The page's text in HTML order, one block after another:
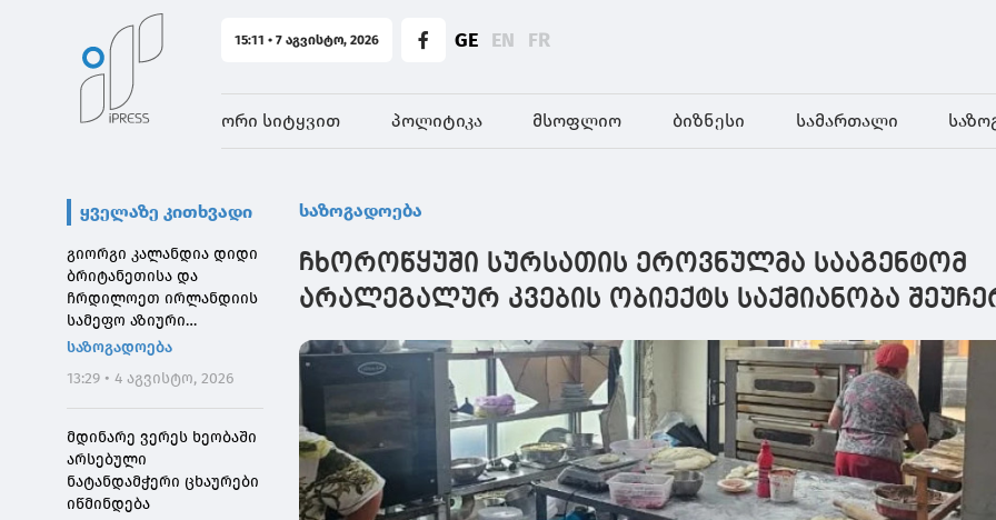
15:11 • 7 აგვისტო, 2026 GE EN FR
ორი სიტყვით პოლიტიკა მსოფლიო ბიზნესი სამართალი
ყველაზე კითხვადი
გიორგი კალანდია დიდი
ბრიტანეთისა და
ჩრდილოეთ ირლანდიის
სამეფო აზიური
საზოგადოების
საზოგადოება
13:29 • 4 აგვისტო, 2026
მდინარე ვერეს ხეობაში
არსებული
ნატანდამჭერი ცხაურები
იწმინდება
საზოგადოება
ჩხოროწყუში სურსათის ეროვნულმა სააგენტომ
არალეგალურ კვების ობიექტს საქმიანობა